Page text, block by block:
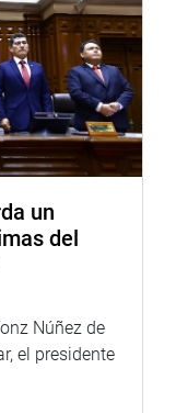
un
del
Núñez de
el presidente